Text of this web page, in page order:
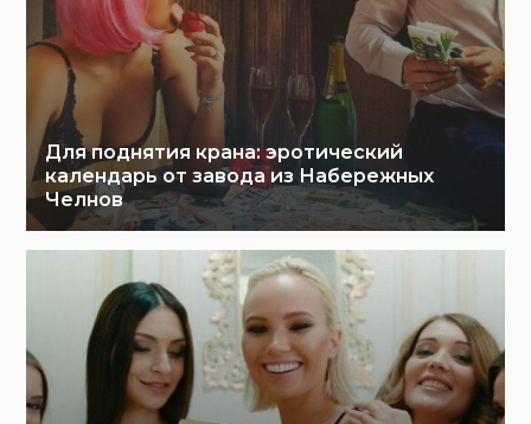
Для поднятия крана: эротический
календарь от завода из Набережных
Челнов